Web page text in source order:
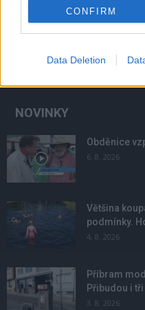
CONFIRM
Data Deletion
NOVINKY
Obděnice
6. 8. 2026
Většina
podmínky.
4. 8. 2026
Příbram
Přibudou i
3. 8. 2026